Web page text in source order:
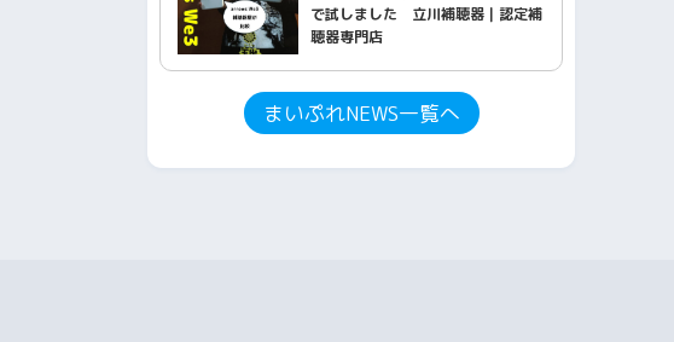
で試しました 立川補聴器｜認定補
聴器専門店
まいぷれNEWS一覧へ